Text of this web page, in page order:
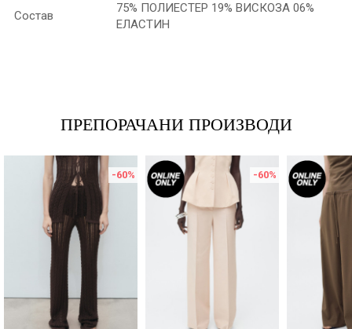
Состав
75% ПОЛИЕСТЕР 19% ВИСКОЗА 06%
ЕЛАСТИН
ПРЕПОРАЧАНИ ПРОИЗВОДИ
-60% -60%